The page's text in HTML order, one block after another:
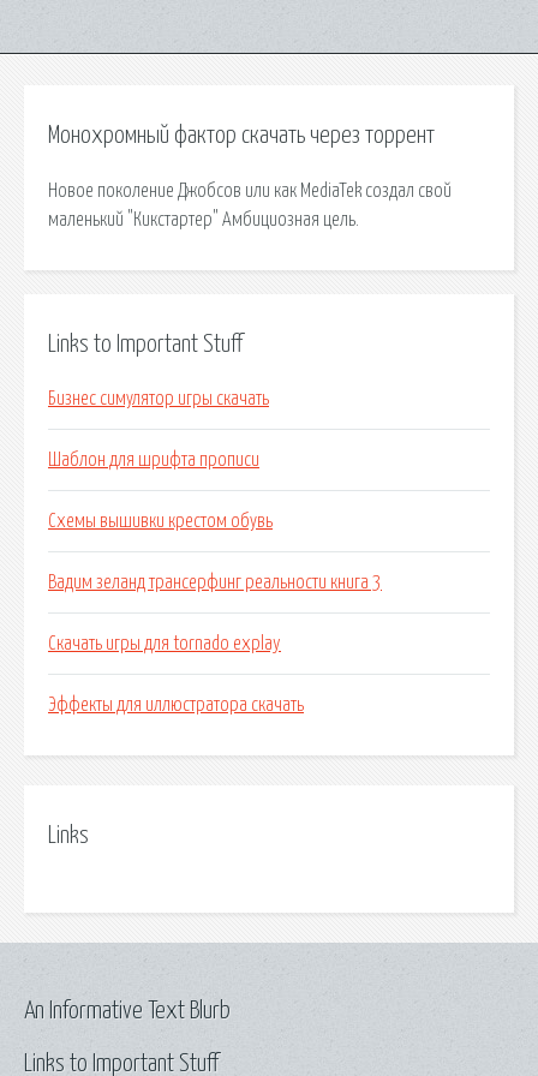
Монохромный фактор скачать через торрент
Новое поколение Джобсов или как MediaTek создал свой
маленький "Кикстартер" Амбициозная цель.
Links to Important Stuff
Бизнес симулятор игры скачать
Шаблон для шрифта прописи
Схемы вышивки крестом обувь
Вадим зеланд трансерфинг реальности книга 3
Скачать игры для tornado explay
Эффекты для иллюстратора скачать
Links
Links to Important Stuff
An Informative Text Blurb